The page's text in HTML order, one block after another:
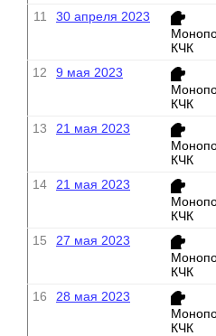
11
30 апреля 2023
КЧК
12
9 мая 2023
КЧК
13
21 мая 2023
КЧК
14
21 мая 2023
КЧК
15
27 мая 2023
КЧК
16
28 мая 2023
КЧК